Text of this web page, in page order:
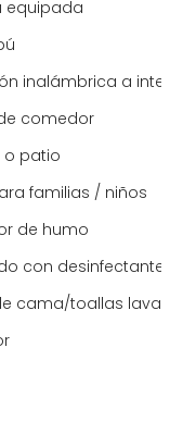
equipada
inalámbrica a
comedor
o patio
familias / niños
de humo
con desinfectante
cama/toallas